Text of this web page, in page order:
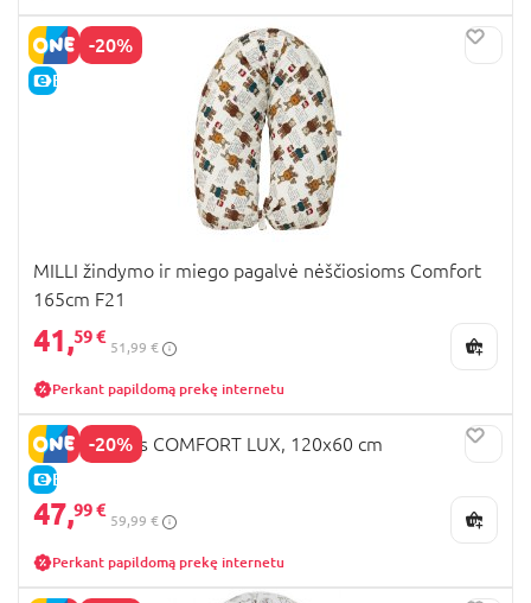
-20%
E-KAINA
MILLI žindymo ir miego pagalvė nėščiosioms Comfort
165cm F21
41,59 €
51,99 €
Perkant papildomą prekę internetu
-20%
E-KAINA
MILLI čiužinys COMFORT LUX, 120x60 cm
47,99 €
59,99 €
Perkant papildomą prekę internetu